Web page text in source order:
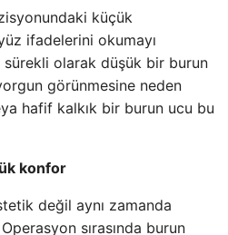
küçük
ifadelerini okumayı
sürekli olarak düşük bir burun
görünmesine neden
hafif kalkık bir burun ucu bu
konfor
değil aynı zamanda
sırasında burun